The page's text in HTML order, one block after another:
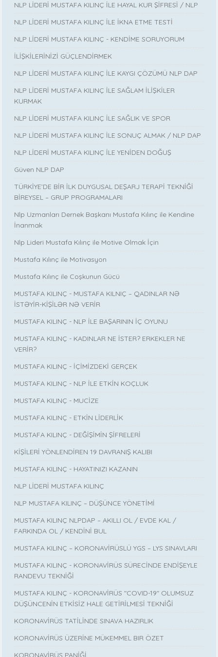
NLP LİDERİ MUSTAFA KILINÇ İLE HAYAL KUR ŞİFRESİ / NLP
NLP LİDERİ MUSTAFA KILINÇ İLE İKNA ETME TESTİ
NLP LİDERİ MUSTAFA KILINÇ - KENDİME SORUYORUM
İLİŞKİLERİNİZİ GÜÇLENDİRMEK
NLP LİDERİ MUSTAFA KILINÇ İLE KAYGI ÇÖZÜMÜ NLP DAP
NLP LİDERİ MUSTAFA KILINÇ İLE SAĞLAM İLİŞKİLER
KURMAK
NLP LİDERİ MUSTAFA KILINÇ İLE SAĞLIK VE SPOR
NLP LİDERİ MUSTAFA KILINÇ İLE SONUÇ ALMAK / NLP DAP
NLP LİDERİ MUSTAFA KILINÇ İLE YENİDEN DOĞUŞ
Güven NLP DAP
TÜRKİYE’DE BİR İLK DUYGUSAL DEŞARJ TERAPİ TEKNİĞİ
BİREYSEL – GRUP PROGRAMALARI
Nlp Uzmanları Dernek Başkanı Mustafa Kılınç ile Kendine
İnanmak
Nlp Lideri Mustafa Kılınç ile Motive Olmak İçin
Mustafa Kılınç ile Motivasyon
Mustafa Kılınç ile Coşkunun Gücü
MUSTAFA KILINÇ - MUSTAFA KILNIÇ – QADINLAR NƏ
İSTƏYİR-KİŞİLƏR NƏ VERİR
MUSTAFA KILINÇ - NLP İLE BAŞARININ İÇ OYUNU
MUSTAFA KILINÇ - KADINLAR NE İSTER? ERKEKLER NE
VERİR?
MUSTAFA KILINÇ - İÇİMİZDEKİ GERÇEK
MUSTAFA KILINÇ - NLP İLE ETKİN KOÇLUK
MUSTAFA KILINÇ - MUCİZE
MUSTAFA KILINÇ - ETKİN LİDERLİK
MUSTAFA KILINÇ - DEĞİŞİMİN ŞİFRELERİ
KİŞİLERİ YÖNLENDİREN 19 DAVRANIŞ KALIBI
MUSTAFA KILINÇ - HAYATINIZI KAZANIN
NLP LİDERİ MUSTAFA KILINÇ
NLP MUSTAFA KILINÇ – DÜŞÜNCE YÖNETİMİ
MUSTAFA KILINÇ NLPDAP – AKILLI OL / EVDE KAL /
FARKINDA OL / KENDİNİ BUL
MUSTAFA KILINÇ – KORONAVİRÜSLÜ YGS – LYS SINAVLARI
MUSTAFA KILINÇ - KORONAVİRÜS SÜRECİNDE ENDİŞEYLE
RANDEVU TEKNİĞİ
MUSTAFA KILINÇ - KORONAVİRÜS "COVID-19" OLUMSUZ
DÜŞÜNCENİN ETKİSİZ HALE GETİRİLMESİ TEKNİĞİ
KORONAVİRÜS TATİLİNDE SINAVA HAZIRLIK
KORONAVİRÜS ÜZERİNE MÜKEMMEL BIR ÖZET
KORONAVİRÜS PANİĞİ